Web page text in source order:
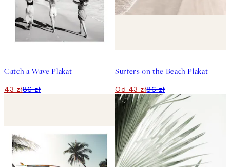
Catch a Wave Plakat
43 zł86 zł
Surfers on the Beach Plakat
Od 43 zł86 zł